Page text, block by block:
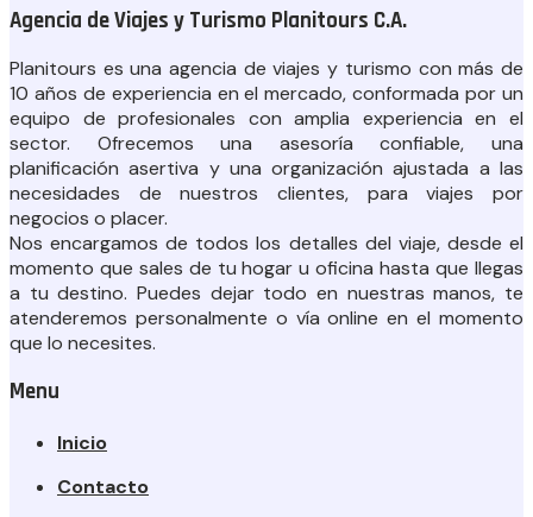
Agencia de Viajes y Turismo Planitours C.A.
Planitours es una agencia de viajes y turismo con más de
10 años de experiencia en el mercado, conformada por un
equipo de profesionales con amplia experiencia en el
sector. Ofrecemos una asesoría confiable, una
planificación asertiva y una organización ajustada a las
necesidades de nuestros clientes, para viajes por
negocios o placer.
Nos encargamos de todos los detalles del viaje, desde el
momento que sales de tu hogar u oficina hasta que llegas
a tu destino. Puedes dejar todo en nuestras manos, te
atenderemos personalmente o vía online en el momento
que lo necesites.
Menu
Inicio
Contacto